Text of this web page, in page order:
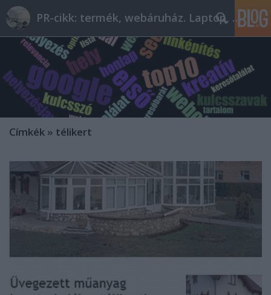
PR-cikk: termék, webáruház. Laptop, telefon
Címkék » télikert